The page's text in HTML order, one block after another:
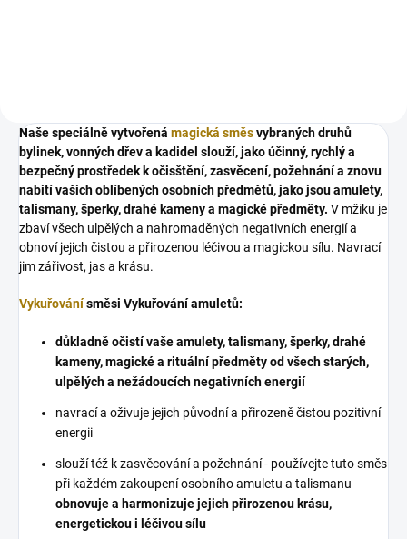
Naše speciálně vytvořená magická směsvybraných druhů
bylinek, vonných dřev a kadidel slouží, jako účinný, rychlý a
bezpečný prostředek k očisštění, zasvěcení, požehnání a znovu
nabití vašich oblíbených osobních předmětů, jako jsou amulety,
talismany, šperky, drahé kameny a magické předměty. V mžiku je
zbaví všech ulpělých a nahromaděných negativních energií a
obnoví jejich čistou a přirozenou léčivou a magickou sílu. Navrací
jim zářivost, jas a krásu.
Vykuřovánísměsi Vykuřování amuletů:
důkladně očistí vaše amulety, talismany, šperky, drahé
kameny, magické a rituální předměty od všech starých,
ulpělých a nežádoucích negativních energií
navrací a oživuje jejich původní a přirozeně čistou pozitivní
energii
slouží též k zasvěcování a požehnání - používejte tuto směs
při každém zakoupení osobního amuletu a talismanu
obnovuje a harmonizuje jejich přirozenou krásu,
energetickou i léčivou sílu